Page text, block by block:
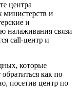
центра
министерств и
и
налаживания связи
call-центр и
которые
как по
посетив центр по